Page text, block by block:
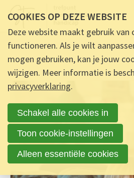
COOKIES OP DEZE WEBSITE
Deze website maakt gebruik
functioneren. Als je wilt
mogen gebruiken, kan je jouw
wijzigen. Meer informatie is
privacyverklaring.
Schakel alle cookies in
Toon cookie-instellingen
Alleen essentiële cookies